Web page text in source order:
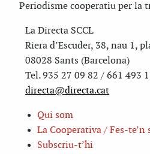
Periodisme cooperatiu per la
La Directa SCCL
Riera d’Escuder, 38, nau 1,
08028 Sants (Barcelona)
Tel. 935 27 09 82 / 661 493
directa@directa.cat
Qui som
La Cooperativa / Fes-te’n
Subscriu-t’hi